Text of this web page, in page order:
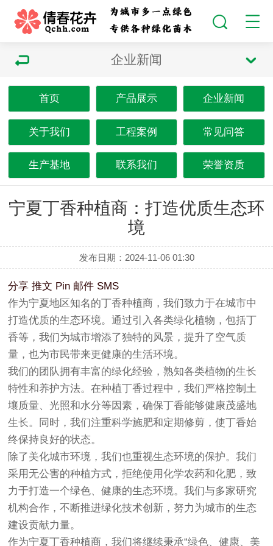
企业新闻
首页 产品展示 企业新闻
关于我们 工程案例 常见问答
生产基地 联系我们 荣誉资质
宁夏丁香种植商：打造优质生态环
境
发布日期：2024-11-06 01:30
分享 推文 Pin 邮件 SMS
作为宁夏地区知名的丁香种植商，我们致力于在城市中
打造优质的生态环境。通过引入各类绿化植物，包括丁
香等，我们为城市增添了独特的风景，提升了空气质
量，也为市民带来更健康的生活环境。
我们的团队拥有丰富的绿化经验，熟知各类植物的生长
特性和养护方法。在种植丁香过程中，我们严格控制土
壤质量、光照和水分等因素，确保丁香能够健康茂盛地
生长。同时，我们注重科学施肥和定期修剪，使丁香始
终保持良好的状态。
除了美化城市环境，我们也重视生态环境的保护。我们
采用无公害的种植方式，拒绝使用化学农药和化肥，致
力于打造一个绿色、健康的生态环境。我们与多家研究
机构合作，不断推进绿化技术创新，努力为城市的生态
建设贡献力量。
作为宁夏丁香种植商，我们将继续秉承“绿色、健康、美